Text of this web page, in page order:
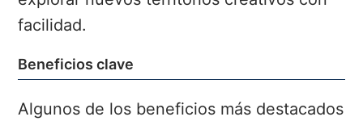
facilidad.
Beneficios clave
Algunos de los beneficios más destacados